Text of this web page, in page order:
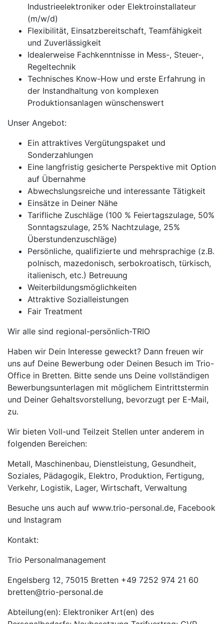
Industrieelektroniker oder Elektroinstallateur
(m/w/d)
Flexibilität, Einsatzbereitschaft, Teamfähigkeit
und Zuverlässigkeit
Idealerweise Fachkenntnisse in Mess-, Steuer-,
Regeltechnik
Technisches Know-How und erste Erfahrung in
der Instandhaltung von komplexen
Produktionsanlagen wünschenswert
Unser Angebot:
Ein attraktives Vergütungspaket und
Sonderzahlungen
Eine langfristig gesicherte Perspektive mit Option
auf Übernahme
Abwechslungsreiche und interessante Tätigkeit
Einsätze in Deiner Nähe
Tarifliche Zuschläge (100 % Feiertagszulage, 50%
Sonntagszulage, 25% Nachtzulage, 25%
Überstundenzuschläge)
Persönliche, qualifizierte und mehrsprachige (z.B.
polnisch, mazedonisch, serbokroatisch, türkisch,
italienisch, etc.) Betreuung
Weiterbildungsmöglichkeiten
Attraktive Sozialleistungen
Fair Treatment
Wir alle sind regional-persönlich-TRIO
Haben wir Dein Interesse geweckt? Dann freuen wir
uns auf Deine Bewerbung oder Deinen Besuch im Trio-
Office in Bretten. Bitte sende uns Deine vollständigen
Bewerbungsunterlagen mit möglichem Eintrittstermin
und Deiner Gehaltsvorstellung, bevorzugt per E-Mail,
zu.
Wir bieten Voll-und Teilzeit Stellen unter anderem in
folgenden Bereichen:
Metall, Maschinenbau, Dienstleistung, Gesundheit,
Soziales, Pädagogik, Elektro, Produktion, Fertigung,
Verkehr, Logistik, Lager, Wirtschaft, Verwaltung
Besuche uns auch auf www.trio-personal.de, Facebook
und Instagram
Kontakt:
Trio Personalmanagement
Engelsberg 12, 75015 Bretten +49 7252 974 21 60
bretten@trio-personal.de
Abteilung(en): Elektroniker Art(en) des